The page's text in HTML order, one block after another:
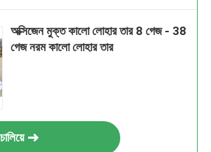
অক্সিজেন মুক্ত কালো লোহার তার 8 গেজ - 38
গেজ নরম কালো লোহার তার
চালিয়ে